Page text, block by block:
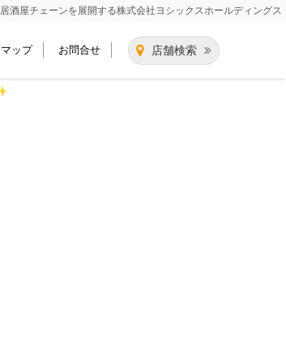
酒屋チェーンを展開する株式会社ヨシックスホールディングス
店舗検索
ップ お問合せ